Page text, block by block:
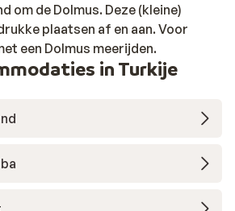
om de Dolmus. Deze (kleine)
plaatsen af en aan. Voor
een Dolmus meerijden.
in Turkije